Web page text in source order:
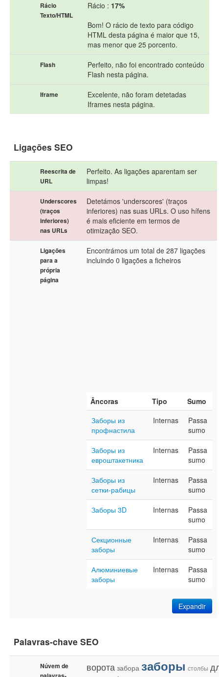
Rácio
Texto/HTML
Rácio : 17%
Bom! O rácio de texto para código
HTML desta página é maior que 15,
mas menor que 25 porcento.
Flash
Perfeito, não foi encontrado conteúdo
Flash nesta página.
Iframe
Excelente, não foram detetadas
Iframes nesta página.
Ligações SEO
Reescrita de
URL
Perfeito. As ligações aparentam ser
limpas!
Underscores
(traços
inferiores)
nas URLs
Detetámos 'underscores' (traços
inferiores) nas suas URLs. O uso hífens
é mais eficiente em termos de
otimização SEO.
Ligações
para a
própria
página
Encontrámos um total de 287 ligações
incluindo 0 ligações a ficheiros
Âncoras Tipo
Sumo
Заборы из
профнастила
Internas
Passa
sumo
Заборы из
евроштакетника
Internas
Passa
sumo
Заборы из
сетки-рабицы
Internas
Passa
sumo
Заборы 3D Internas
Passa
sumo
Секционные
заборы
Internas
Passa
sumo
Алюминиевые
заборы
Internas
Passa
sumo
Expandir
Palavras-chave SEO
Núvem de
ворота забора заборы столбы